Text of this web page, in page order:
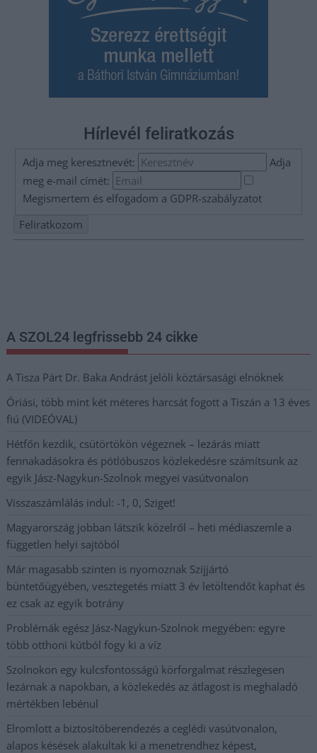
Hírlevél feliratkozás
Adja meg keresztnevét:
Adja
meg e-mail címét:
Megismertem és elfogadom a GDPR-szabályzatot
A SZOL24 legfrissebb 24 cikke
A Tisza Párt Dr. Baka Andrást jelöli köztársasági elnöknek
Óriási, több mint két méteres harcsát fogott a Tiszán a 13 éves
fiú (VIDEÓVAL)
Hétfőn kezdik, csütörtökön végeznek – lezárás miatt
fennakadásokra és pótlóbuszos közlekedésre számítsunk az
egyik Jász-Nagykun-Szolnok megyei vasútvonalon
Visszaszámlálás indul: -1, 0, Sziget!
Magyarország jobban látszik közelről – heti médiaszemle a
független helyi sajtóból
Már magasabb szinten is nyomoznak Szijjártó
büntetőügyében, vesztegetés miatt 3 év letöltendőt kaphat és
ez csak az egyik botrány
Problémák egész Jász-Nagykun-Szolnok megyében: egyre
több otthoni kútból fogy ki a víz
Szolnokon egy kulcsfontosságú körforgalmat részlegesen
lezárnak a napokban, a közlekedés az átlagost is meghaladó
mértékben lebénul
Elromlott a biztosítóberendezés a ceglédi vasútvonalon,
alapos késések alakultak ki a menetrendhez képest,